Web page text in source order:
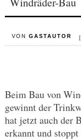
VON GASTAUTOR
Beim Bau von
gewinnt der
hat jetzt auch der
erkannt und